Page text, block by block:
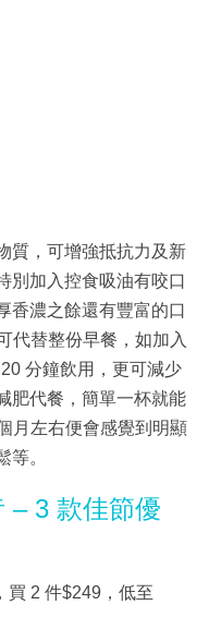
質，可增強抵抗力及新
別加入控食吸油有咬口
香濃之餘還有豐富的口
代替整份早餐，如加入
分鐘飲用，更可減少
肥代餐，簡單一杯就能
月左右便會感覺到明顯
。
– 3 款佳節優
買 2 件$249，低至